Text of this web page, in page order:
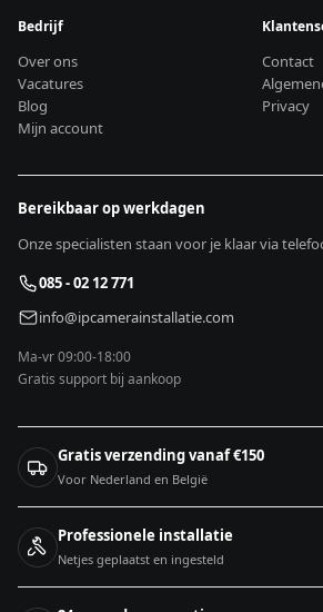
Bedrijf
Over ons
Vacatures
Blog
Mijn account
Contact
Privacy
Bereikbaar op werkdagen
Onze specialisten staan voor je klaar via
085 - 02 12 771
info@ipcamerainstallatie.com
Ma-vr 09:00-18:00
Gratis support bij aankoop
Gratis verzending vanaf €150
Voor Nederland en België
Professionele installatie
Netjes geplaatst en ingesteld